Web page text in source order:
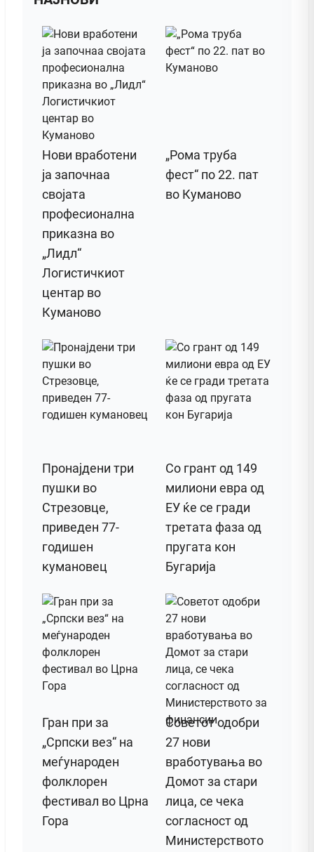
Нови вработени
ја започнаа
својата
професионална
приказна во
„Лидл“
Логистичкиот
центар во
Куманово
„Рома труба
фест“ по 22. пат
во Куманово
Пронајдени три
пушки во
Стрезовце,
приведен 77-
годишен
кумановец
Со грант од 149
милиони евра од
ЕУ ќе се гради
третата фаза од
пругата кон
Бугарија
Гран при за
„Српски вез“ на
меѓународен
фолклорен
фестивал во Црна
Гора
Советот одобри
27 нови
вработувања во
Домот за стари
лица, се чека
согласност од
Министерството